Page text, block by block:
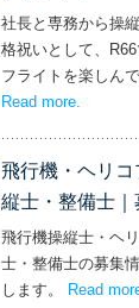
社長と専務から操
格祝いとして、
フライトを楽しん
Read more– ‘社長
.
飛行機・ヘリ
縦士・整備士｜
飛行機操縦士・ヘ
士・整備士の募集
します。 Read